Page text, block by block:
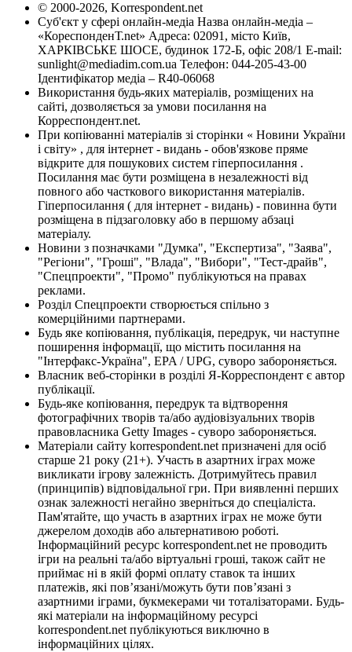
© 2000-2026, Korrespondent.net
Суб'єкт у сфері онлайн-медіа Назва онлайн-медіа –
«КореспонденТ.net» Адреса: 02091, місто Київ,
ХАРКІВСЬКЕ ШОСЕ, будинок 172-Б, офіс 208/1 E-mail:
sunlight@mediadim.com.ua Телефон: 044-205-43-00
Ідентифікатор медіа – R40-06068
Використання будь-яких матеріалів, розміщених на
сайті, дозволяється за умови посилання на
Корреспондент.net.
При копіюванні матеріалів зі сторінки « Новини України
і світу» , для інтернет - видань - обов'язкове пряме
відкрите для пошукових систем гіперпосилання .
Посилання має бути розміщена в незалежності від
повного або часткового використання матеріалів.
Гіперпосилання ( для інтернет - видань) - повинна бути
розміщена в підзаголовку або в першому абзаці
матеріалу.
Новини з позначками "Думка", "Експертиза", "Заява",
"Регіони", "Гроші", "Влада", "Вибори", "Тест-драйв",
"Спецпроекти", "Промо" публікуються на правах
реклами.
Розділ Спецпроекти створюється спільно з
комерційними партнерами.
Будь яке копіювання, публікація, передрук, чи наступне
поширення інформації, що містить посилання на
"Інтерфакс-Україна", EPA / UPG, суворо забороняється.
Власник веб-сторінки в розділі Я-Корреспондент є автор
публікації.
Будь-яке копіювання, передрук та відтворення
фотографічних творів та/або аудіовізуальних творів
правовласника Getty Images - суворо забороняється.
Матеріали сайту korrespondent.net призначені для осіб
старше 21 року (21+). Участь в азартних іграх може
викликати ігрову залежність. Дотримуйтесь правил
(принципів) відповідальної гри. При виявленні перших
ознак залежності негайно зверніться до спеціаліста.
Пам'ятайте, що участь в азартних іграх не може бути
джерелом доходів або альтернативою роботі.
Інформаційний ресурс korrespondent.net не проводить
ігри на реальні та/або віртуальні гроші, також сайт не
приймає ні в якій формі оплату ставок та інших
платежів, які пов’язані/можуть бути пов’язані з
азартними іграми, букмекерами чи тоталізаторами. Будь-
які матеріали на інформаційному ресурсі
korrespondent.net публікуються виключно в
інформаційних цілях.